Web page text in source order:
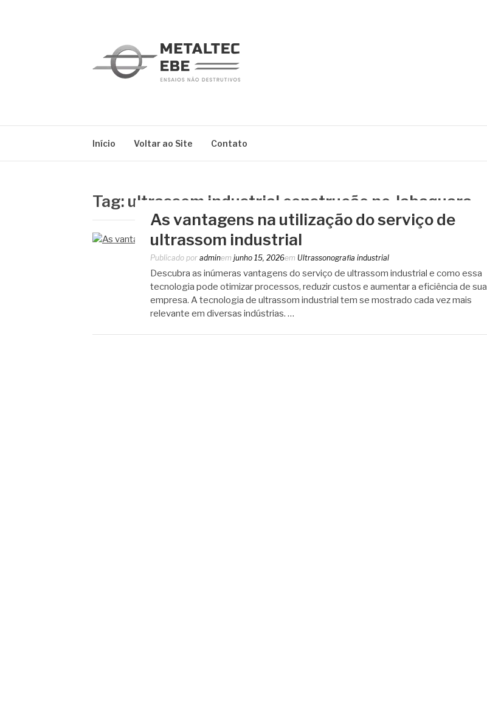
Início Voltar ao Site Contato
Tag: ultrassom industrial construção no Jabaquara
As vantagens na utilização do serviço de
ultrassom industrial
Publicado por adminem junho 15, 2026em Ultrassonografia industrial
Descubra as inúmeras vantagens do serviço de ultrassom industrial e como essa
tecnologia pode otimizar processos, reduzir custos e aumentar a eficiência de sua
empresa. A tecnologia de ultrassom industrial tem se mostrado cada vez mais
relevante em diversas indústrias. …